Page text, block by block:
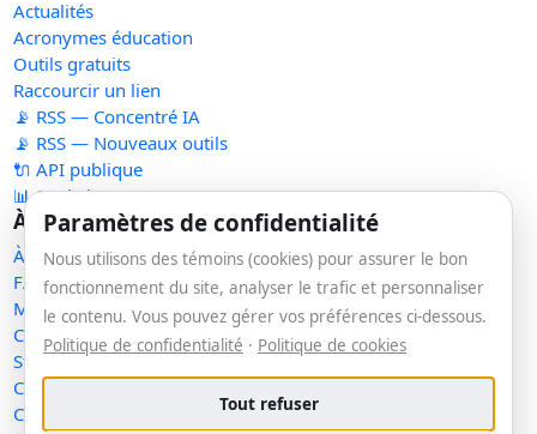
Actualités
Acronymes éducation
Outils gratuits
Raccourcir un lien
📡 RSS — Concentré IA
📡 RSS — Nouveaux outils
🔌 API publique
📊 Statistiques
À propos
À propos
FAQ
Méthodologie
Contact
Statut des services
Confidentialité
Conditions d'utilisation
Paramètres de confidentialité
Nous utilisons des témoins (cookies) pour assurer le bon
fonctionnement du site, analyser le trafic et personnaliser
le contenu. Vous pouvez gérer vos préférences ci-dessous.
Politique de confidentialité · Politique de cookies
Tout refuser